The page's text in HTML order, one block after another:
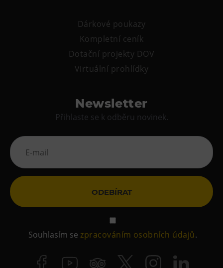
Dárkové poukazy
Kompletní ceník
Dotační projekty DOV
Virtuální prohlídky
Newsletter
Přihlaste se k odběru novinek.
ODEBÍRAT
Souhlasím sezpracováním osobních údajů.